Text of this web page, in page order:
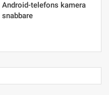
Android-telefons kamera
snabbare